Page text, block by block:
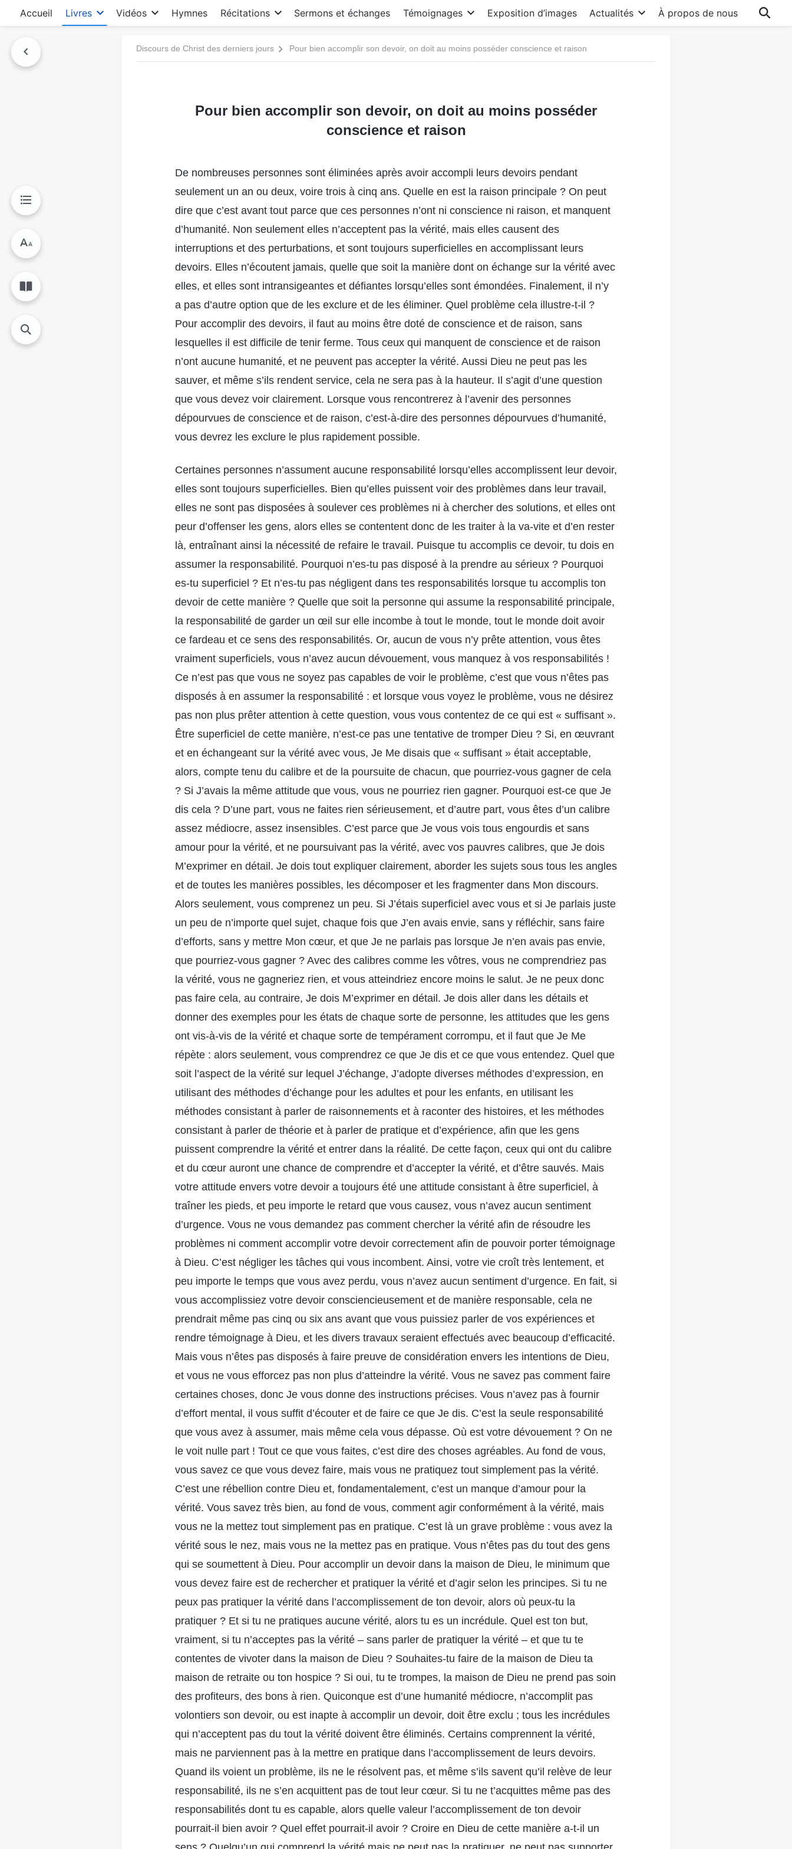
Accueil Livres Vidéos Hymnes Récitations Sermons et échanges Témoignages Exposition d’images Actualités À propos de nous
Discours de Christ des derniers jours Pour bien accomplir son devoir, on doit au moins posséder conscience et raison
Pour bien accomplir son devoir, on doit au moins posséder
conscience et raison
De nombreuses personnes sont éliminées après avoir accompli leurs devoirs pendant
seulement un an ou deux, voire trois à cinq ans. Quelle en est la raison principale ? On peut
dire que c’est avant tout parce que ces personnes n’ont ni conscience ni raison, et manquent
d’humanité. Non seulement elles n’acceptent pas la vérité, mais elles causent des
interruptions et des perturbations, et sont toujours superficielles en accomplissant leurs
devoirs. Elles n’écoutent jamais, quelle que soit la manière dont on échange sur la vérité avec
elles, et elles sont intransigeantes et défiantes lorsqu’elles sont émondées. Finalement, il n’y
a pas d’autre option que de les exclure et de les éliminer. Quel problème cela illustre-t-il ?
Pour accomplir des devoirs, il faut au moins être doté de conscience et de raison, sans
lesquelles il est difficile de tenir ferme. Tous ceux qui manquent de conscience et de raison
n’ont aucune humanité, et ne peuvent pas accepter la vérité. Aussi Dieu ne peut pas les
sauver, et même s’ils rendent service, cela ne sera pas à la hauteur. Il s’agit d’une question
que vous devez voir clairement. Lorsque vous rencontrerez à l’avenir des personnes
dépourvues de conscience et de raison, c’est-à-dire des personnes dépourvues d’humanité,
vous devrez les exclure le plus rapidement possible.
Certaines personnes n’assument aucune responsabilité lorsqu’elles accomplissent leur devoir,
elles sont toujours superficielles. Bien qu’elles puissent voir des problèmes dans leur travail,
elles ne sont pas disposées à soulever ces problèmes ni à chercher des solutions, et elles ont
peur d’offenser les gens, alors elles se contentent donc de les traiter à la va-vite et d’en rester
là, entraînant ainsi la nécessité de refaire le travail. Puisque tu accomplis ce devoir, tu dois en
assumer la responsabilité. Pourquoi n’es-tu pas disposé à la prendre au sérieux ? Pourquoi
es-tu superficiel ? Et n’es-tu pas négligent dans tes responsabilités lorsque tu accomplis ton
devoir de cette manière ? Quelle que soit la personne qui assume la responsabilité principale,
la responsabilité de garder un œil sur elle incombe à tout le monde, tout le monde doit avoir
ce fardeau et ce sens des responsabilités. Or, aucun de vous n’y prête attention, vous êtes
vraiment superficiels, vous n’avez aucun dévouement, vous manquez à vos responsabilités !
Ce n’est pas que vous ne soyez pas capables de voir le problème, c’est que vous n’êtes pas
disposés à en assumer la responsabilité : et lorsque vous voyez le problème, vous ne désirez
pas non plus prêter attention à cette question, vous vous contentez de ce qui est « suffisant ».
Être superficiel de cette manière, n’est-ce pas une tentative de tromper Dieu ? Si, en œuvrant
et en échangeant sur la vérité avec vous, Je Me disais que « suffisant » était acceptable,
alors, compte tenu du calibre et de la poursuite de chacun, que pourriez-vous gagner de cela
? Si J’avais la même attitude que vous, vous ne pourriez rien gagner. Pourquoi est-ce que Je
dis cela ? D’une part, vous ne faites rien sérieusement, et d’autre part, vous êtes d’un calibre
assez médiocre, assez insensibles. C’est parce que Je vous vois tous engourdis et sans
amour pour la vérité, et ne poursuivant pas la vérité, avec vos pauvres calibres, que Je dois
M’exprimer en détail. Je dois tout expliquer clairement, aborder les sujets sous tous les angles
et de toutes les manières possibles, les décomposer et les fragmenter dans Mon discours.
Alors seulement, vous comprenez un peu. Si J’étais superficiel avec vous et si Je parlais juste
un peu de n’importe quel sujet, chaque fois que J’en avais envie, sans y réfléchir, sans faire
d’efforts, sans y mettre Mon cœur, et que Je ne parlais pas lorsque Je n’en avais pas envie,
que pourriez-vous gagner ? Avec des calibres comme les vôtres, vous ne comprendriez pas
la vérité, vous ne gagneriez rien, et vous atteindriez encore moins le salut. Je ne peux donc
pas faire cela, au contraire, Je dois M’exprimer en détail. Je dois aller dans les détails et
donner des exemples pour les états de chaque sorte de personne, les attitudes que les gens
ont vis-à-vis de la vérité et chaque sorte de tempérament corrompu, et il faut que Je Me
répète : alors seulement, vous comprendrez ce que Je dis et ce que vous entendez. Quel que
soit l’aspect de la vérité sur lequel J’échange, J’adopte diverses méthodes d’expression, en
utilisant des méthodes d’échange pour les adultes et pour les enfants, en utilisant les
méthodes consistant à parler de raisonnements et à raconter des histoires, et les méthodes
consistant à parler de théorie et à parler de pratique et d’expérience, afin que les gens
puissent comprendre la vérité et entrer dans la réalité. De cette façon, ceux qui ont du calibre
et du cœur auront une chance de comprendre et d’accepter la vérité, et d’être sauvés. Mais
votre attitude envers votre devoir a toujours été une attitude consistant à être superficiel, à
traîner les pieds, et peu importe le retard que vous causez, vous n’avez aucun sentiment
d’urgence. Vous ne vous demandez pas comment chercher la vérité afin de résoudre les
problèmes ni comment accomplir votre devoir correctement afin de pouvoir porter témoignage
à Dieu. C’est négliger les tâches qui vous incombent. Ainsi, votre vie croît très lentement, et
peu importe le temps que vous avez perdu, vous n’avez aucun sentiment d’urgence. En fait, si
vous accomplissiez votre devoir consciencieusement et de manière responsable, cela ne
prendrait même pas cinq ou six ans avant que vous puissiez parler de vos expériences et
rendre témoignage à Dieu, et les divers travaux seraient effectués avec beaucoup d’efficacité.
Mais vous n’êtes pas disposés à faire preuve de considération envers les intentions de Dieu,
et vous ne vous efforcez pas non plus d’atteindre la vérité. Vous ne savez pas comment faire
certaines choses, donc Je vous donne des instructions précises. Vous n’avez pas à fournir
d’effort mental, il vous suffit d’écouter et de faire ce que Je dis. C’est la seule responsabilité
que vous avez à assumer, mais même cela vous dépasse. Où est votre dévouement ? On ne
le voit nulle part ! Tout ce que vous faites, c’est dire des choses agréables. Au fond de vous,
vous savez ce que vous devez faire, mais vous ne pratiquez tout simplement pas la vérité.
C’est une rébellion contre Dieu et, fondamentalement, c’est un manque d’amour pour la
vérité. Vous savez très bien, au fond de vous, comment agir conformément à la vérité, mais
vous ne la mettez tout simplement pas en pratique. C’est là un grave problème : vous avez la
vérité sous le nez, mais vous ne la mettez pas en pratique. Vous n’êtes pas du tout des gens
qui se soumettent à Dieu. Pour accomplir un devoir dans la maison de Dieu, le minimum que
vous devez faire est de rechercher et pratiquer la vérité et d’agir selon les principes. Si tu ne
peux pas pratiquer la vérité dans l’accomplissement de ton devoir, alors où peux-tu la
pratiquer ? Et si tu ne pratiques aucune vérité, alors tu es un incrédule. Quel est ton but,
vraiment, si tu n’acceptes pas la vérité – sans parler de pratiquer la vérité – et que tu te
contentes de vivoter dans la maison de Dieu ? Souhaites-tu faire de la maison de Dieu ta
maison de retraite ou ton hospice ? Si oui, tu te trompes, la maison de Dieu ne prend pas soin
des profiteurs, des bons à rien. Quiconque est d’une humanité médiocre, n’accomplit pas
volontiers son devoir, ou est inapte à accomplir un devoir, doit être exclu ; tous les incrédules
qui n’acceptent pas du tout la vérité doivent être éliminés. Certains comprennent la vérité,
mais ne parviennent pas à la mettre en pratique dans l’accomplissement de leurs devoirs.
Quand ils voient un problème, ils ne le résolvent pas, et même s’ils savent qu’il relève de leur
responsabilité, ils ne s’en acquittent pas de tout leur cœur. Si tu ne t’acquittes même pas des
responsabilités dont tu es capable, alors quelle valeur l’accomplissement de ton devoir
pourrait-il bien avoir ? Quel effet pourrait-il avoir ? Croire en Dieu de cette manière a-t-il un